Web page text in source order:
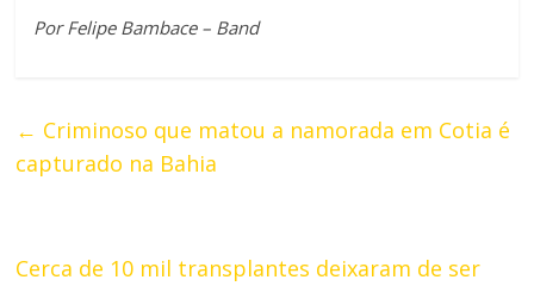
Por Felipe Bambace – Band
← Criminoso que matou a namorada em Cotia é
capturado na Bahia
Cerca de 10 mil transplantes deixaram de ser